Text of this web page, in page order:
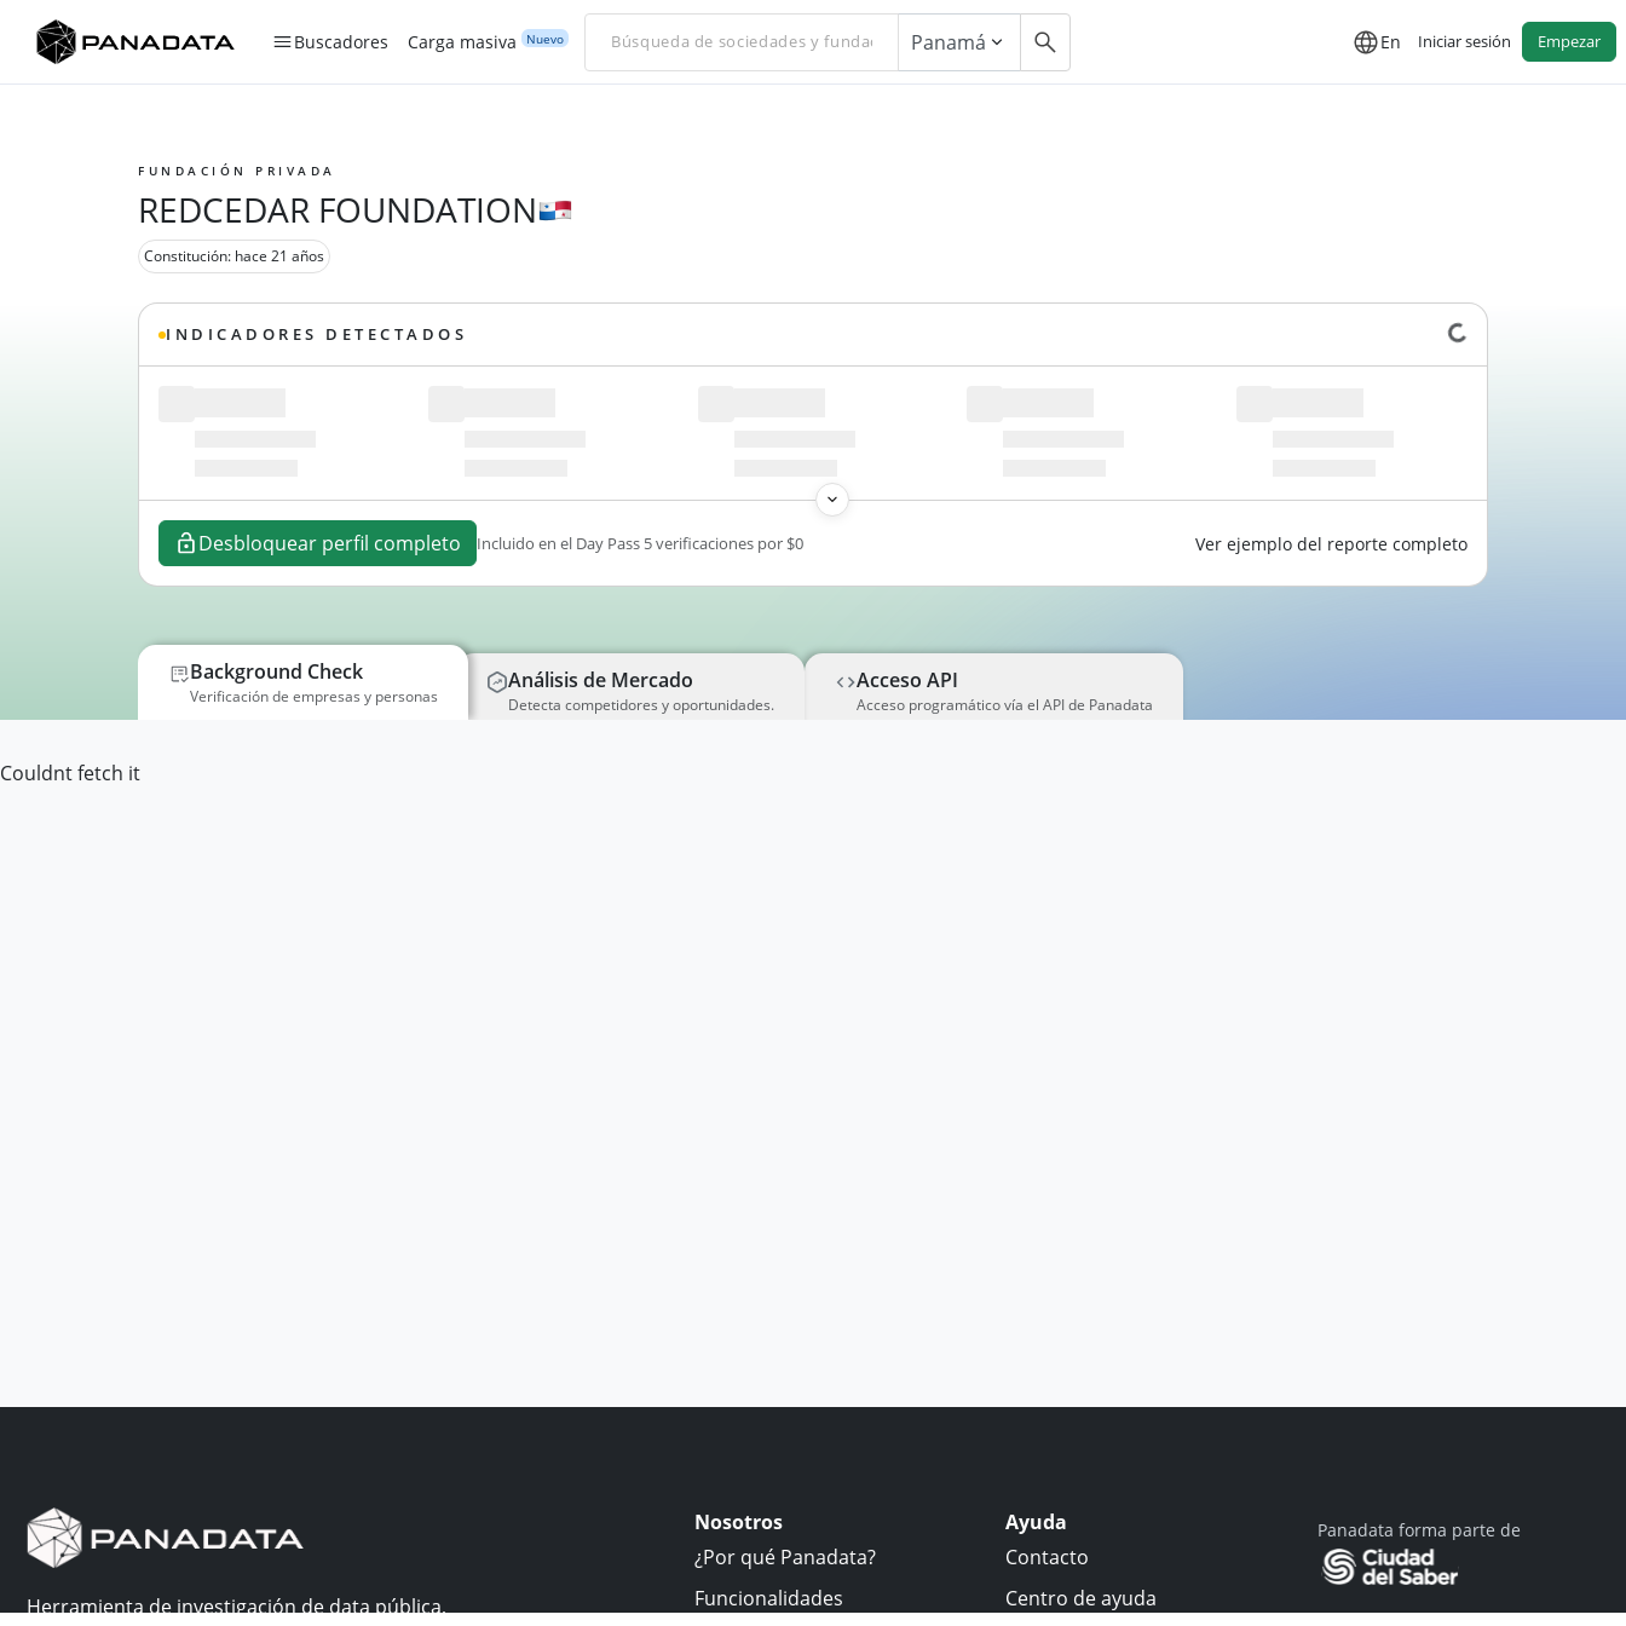
Buscadores Carga masiva Nuevo Panamá En Iniciar sesión Empezar
FUNDACIÓN PRIVADA
REDCEDAR FOUNDATION
Constitución: hace 21 años
INDICADORES DETECTADOS Cargando datos...
Desbloquear perfil completo Incluido en el Day Pass 5 verificaciones por $0 Ver ejemplo del reporte completo
Background Check
Verificación de empresas y personas
Análisis de Mercado
Detecta competidores y oportunidades.
Acceso API
Acceso programático vía el API de Panadata
Couldnt fetch it
Herramienta de investigación de data pública,
Nosotros
¿Por qué Panadata?
Funcionalidades
Ayuda
Contacto
Centro de ayuda
Panadata forma parte de